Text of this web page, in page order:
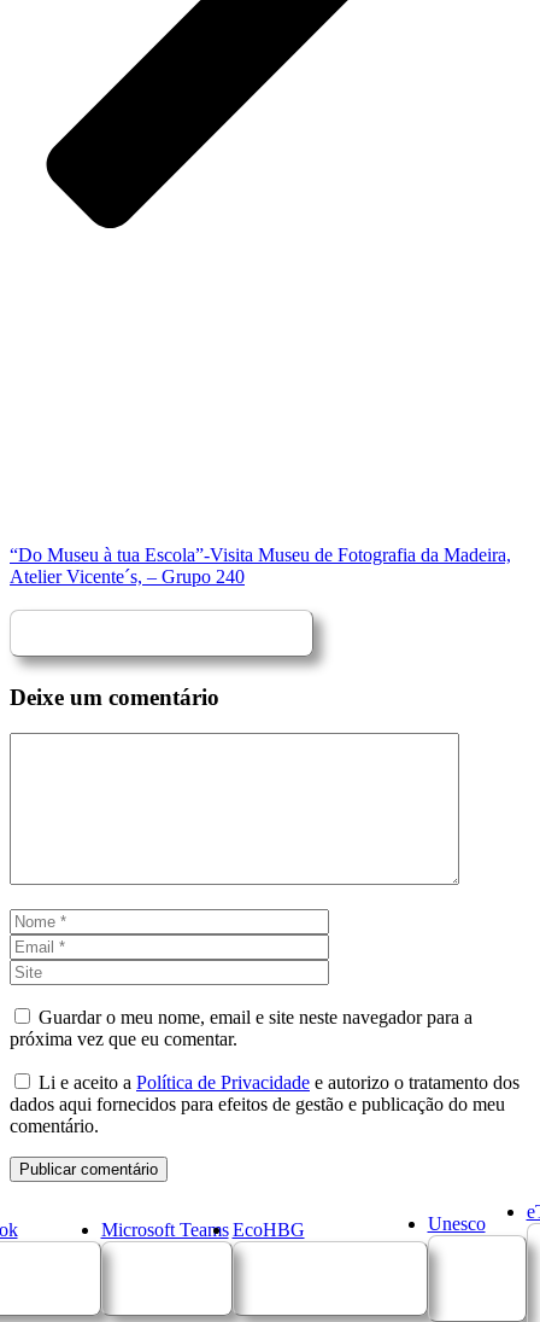
“Do Museu à tua Escola”-Visita Museu de Fotografia da Madeira,
Atelier Vicente´s, – Grupo 240
Deixe um comentário
Nome
Guardar o meu nome, email e site neste navegador para a
próxima vez que eu comentar.
Li e aceito a Política de Privacidade e autorizo o tratamento dos
dados aqui fornecidos para efeitos de gestão e publicação do meu
comentário.
Microsoft Teams EcoHBG Unesco